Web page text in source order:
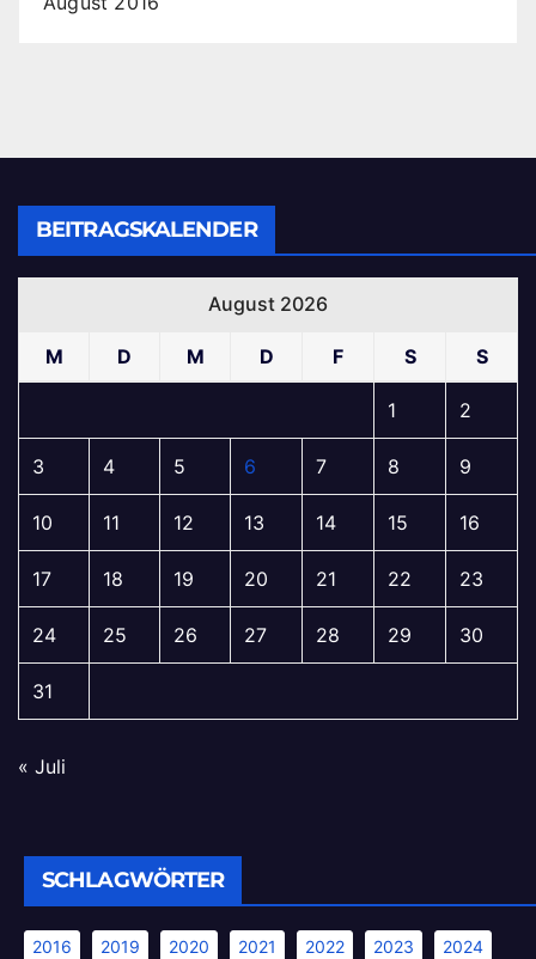
BEITRAGSKALENDER
August 2026
M D M D F S S
1 2
3 4 5 6 7 8 9
10 11 12 13 14 15 16
17 18 19 20 21 22 23
24 25 26 27 28 29 30
31
« Juli
SCHLAGWÖRTER
2016 2019 2020 2021 2022 2023 2024